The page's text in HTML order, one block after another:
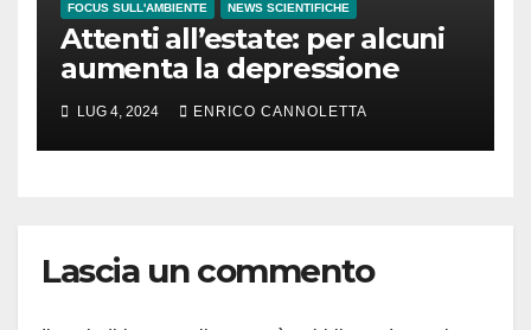
FOCUS SULL'AMBIENTE NEWS SCIENTIFICHE
Attenti all’estate: per alcuni
aumenta la depressione
LUG 4, 2024 ENRICO CANNOLETTA
Lascia un commento